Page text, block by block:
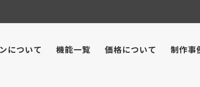
について 機能一覧 価格について 制作事